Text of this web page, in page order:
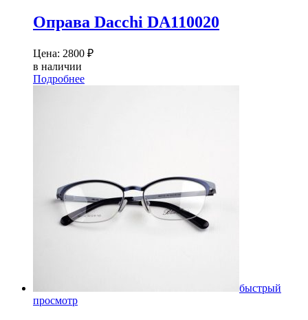
Оправа Dacсhi DA110020
Цена: 2800 ₽
в наличии
Подробнее
быстрый
просмотр